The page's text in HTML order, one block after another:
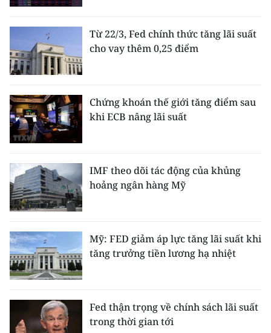
TIN ĐỊA PHƯƠNG
Trung du và miền núi phía Bắc
Đồng bằng sông Hồng
Bắc Trung Bộ
Nguyên
Đông Nam Bộ
Đồng bằng sông Cửu Long
Chuyên trang Hà Nội
Chuyên trang TP. Hồ Chí Minh
CHUYÊN ĐỀ
CÁC CHUYÊN TRANG
Từ 22/3, Fed chính thức tăng lãi suất
cho vay thêm 0,25 điểm
Chứng khoán thế giới tăng điểm sau
khi ECB nâng lãi suất
IMF theo dõi tác động của khủng
hoảng ngân hàng Mỹ
Mỹ: FED giảm áp lực tăng lãi suất khi
tăng trưởng tiền lương hạ nhiệt
Fed thận trọng về chính sách lãi suất
trong thời gian tới